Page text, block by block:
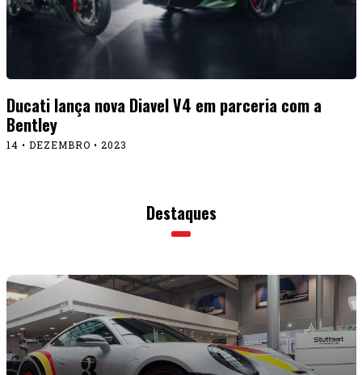
Ducati lança nova Diavel V4 em parceria com a
Bentley
14 • DEZEMBRO • 2023
Destaques